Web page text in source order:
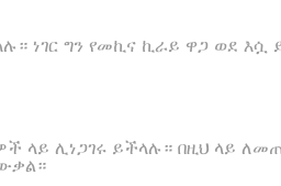
ግን የመኪና ኪራይ ዋጋ ወደ እሷ
ላይ ሊነጋገሩ ይችላሉ። በዚህ ላይ